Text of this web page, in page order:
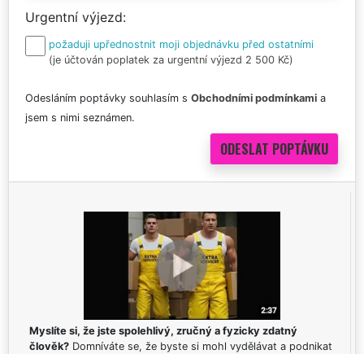
Urgentní výjezd
požaduji upřednostnit moji objednávku před ostatními
(je účtován poplatek za urgentní výjezd 2 500 Kč)
Odesláním poptávky souhlasím s Obchodními podmínkami a
jsem s nimi seznámen.
Myslíte si, že jste spolehlivý, zručný a fyzicky zdatný
člověk? Domníváte se, že byste si mohl vydělávat a podnikat